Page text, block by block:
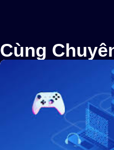
Cùng